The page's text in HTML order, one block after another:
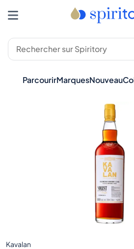
ParcourirMarquesNouveau
Kavalan